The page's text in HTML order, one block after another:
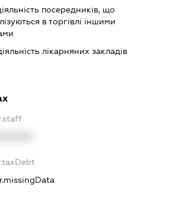
посередників, що
в торгівлі іншими
лікарняних закладів